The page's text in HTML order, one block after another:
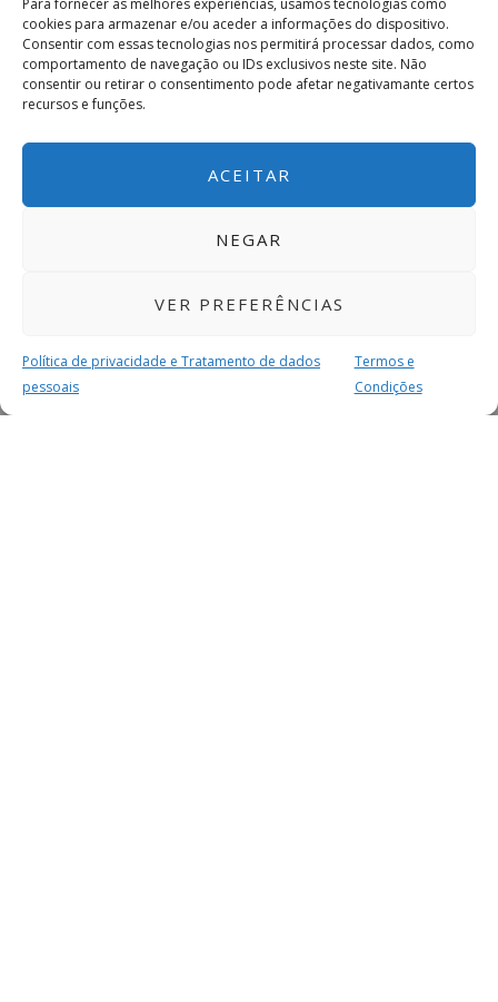
Para fornecer as melhores experiências, usamos tecnologias como
cookies para armazenar e/ou aceder a informações do dispositivo.
Consentir com essas tecnologias nos permitirá processar dados, como
comportamento de navegação ou IDs exclusivos neste site. Não
consentir ou retirar o consentimento pode afetar negativamante certos
recursos e funções.
ACEITAR
NEGAR
VER PREFERÊNCIAS
Política de privacidade e Tratamento de dados
pessoais
Termos e
Condições